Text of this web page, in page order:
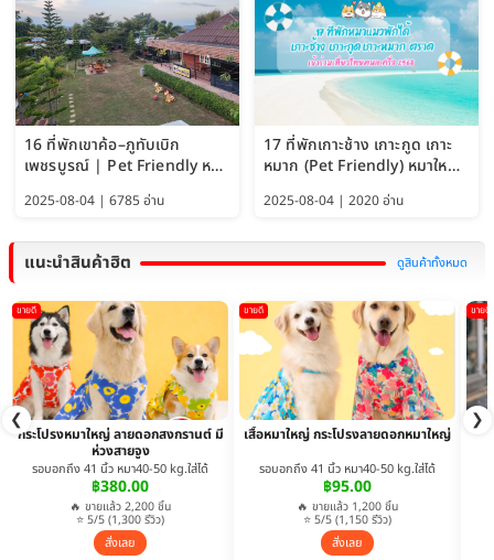
16 ที่พักเขาค้อ–ภูทับเบิก
เพชรบูรณ์ | Pet Friendly หมา
2025-08-04 | 6785 อ่าน
17 ที่พักเกาะช้าง เกาะกูด เกาะ
หมาก (Pet Friendly) หมาใหญ่
2025-08-04 | 2020 อ่าน
แนะนำสินค้าฮิต ดูสินค้าทั้งหมด
❮ ❯
ขายดี
กระโปรงหมาใหญ่ ลายดอกสงกรานต์ มี
ห่วงสายจูง
รอบอกถึง 41 นิ้ว หมา40-50 kg.ใส่ได้
฿380.00
🔥 ขายแล้ว 2,200 ชิ้น
⭐ 5/5 (1,300 รีวิว)
สั่งเลย
ขายดี
เสื้อหมาใหญ่ กระโปรงลายดอกหมาใหญ่
รอบอกถึง 41 นิ้ว หมา40-50 kg.ใส่ได้
฿95.00
🔥 ขายแล้ว 1,200 ชิ้น
⭐ 5/5 (1,150 รีวิว)
สั่งเลย
ขายดี